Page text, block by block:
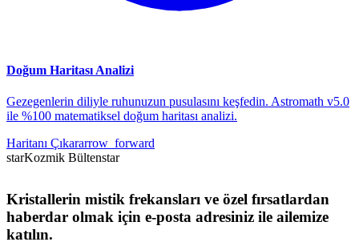
Doğum Haritası Analizi
Gezegenlerin diliyle ruhunuzun pusulasını keşfedin. Astromath v5.0
ile %100 matematiksel doğum haritası analizi.
Haritanı Çıkararrow_forward
starKozmik Bültenstar
Kristallerin mistik frekansları ve özel fırsatlardan
haberdar olmak için e-posta adresiniz ile ailemize
katılın.